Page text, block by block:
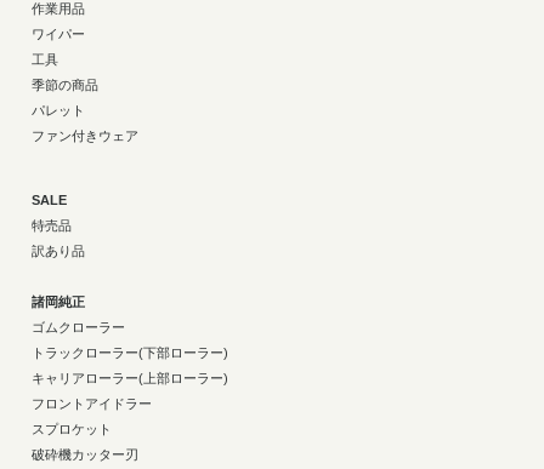
作業用品
ワイパー
工具
季節の商品
パレット
ファン付きウェア
SALE
特売品
訳あり品
諸岡純正
ゴムクローラー
トラックローラー(下部ローラー)
キャリアローラー(上部ローラー)
フロントアイドラー
スプロケット
破砕機カッター刃